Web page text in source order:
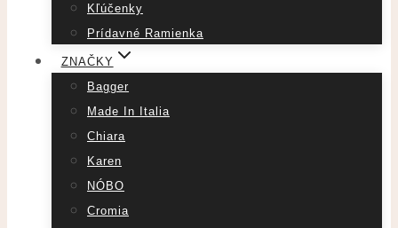
Kľúčenky
Prídavné Ramienka
ZNAČKY
Bagger
Made In Italia
Chiara
Karen
NÓBO
Cromia